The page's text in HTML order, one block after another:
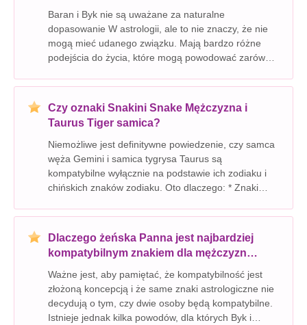
Baran i Byk nie są uważane za naturalne
dopasowanie W astrologii, ale to nie znaczy, że nie
mogą mieć udanego związku. Mają bardzo różne
podejścia do życia, które mogą powodować zarówno
zgodności: mocne strony: * Stabilność Taurusa może
Czy oznaki Snakini Snake Mężczyzna i
Taurus Tiger samica?
Niemożliwe jest definitywne powiedzenie, czy samca
węża Gemini i samica tygrysa Taurus są
kompatybilne wyłącznie na podstawie ich zodiaku i
chińskich znaków zodiaku. Oto dlaczego: * Znaki
cechy osobowości, nie obejmują pełnej złożoności
Dlaczego żeńska Panna jest najbardziej
kompatybilnym znakiem dla mężczyzn
Byku?
Ważne jest, aby pamiętać, że kompatybilność jest
złożoną koncepcją i że same znaki astrologiczne nie
decydują o tym, czy dwie osoby będą kompatybilne.
Istnieje jednak kilka powodów, dla których Byk i